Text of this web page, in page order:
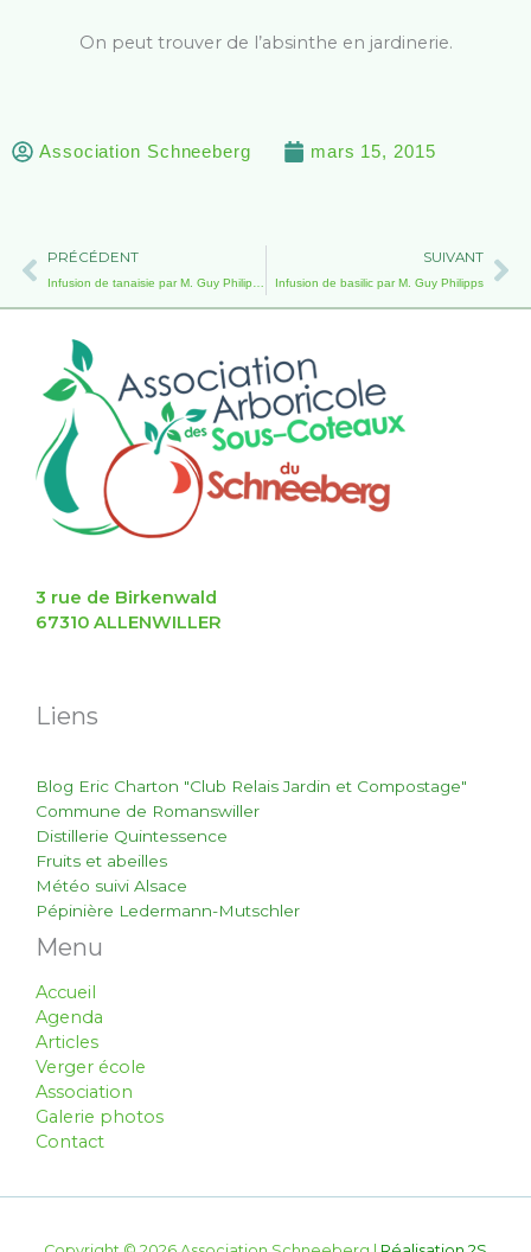
On peut trouver de l’absinthe en jardinerie.
Association Schneeberg mars 15, 2015
Précédent
PRÉCÉDENT SUIVANT
Infusion de basilic par M. Guy Philipps
3 rue de Birkenwald
67310 ALLENWILLER
Liens
Blog Eric Charton "Club Relais Jardin et Compostage"
Commune de Romanswiller
Distillerie Quintessence
Fruits et abeilles
Météo suivi Alsace
Pépinière Ledermann-Mutschler
Menu
Accueil
Agenda
Articles
Verger école
Association
Galerie photos
Contact